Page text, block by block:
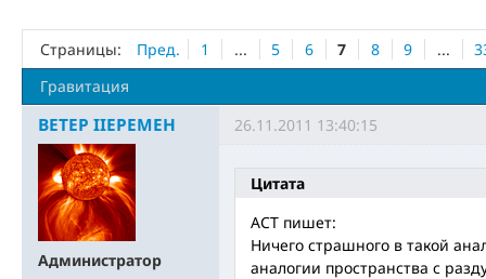
Страницы: Пред. 1 ... 5 6 7 8 9 ...
Гравитация
BETEP IIEPEMEH
Администратор
26.11.2011 13:40:15
Цитата
ACT пишет:
Ничего страшного в такой
аналогии пространства с